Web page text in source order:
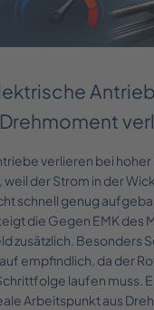
verlieren bei hoher
der Strom in der
schnell genug
die Gegen EMK des
zusätzlich. Besonders
empfindlich, da der
laufen muss.
Arbeitspunkt aus